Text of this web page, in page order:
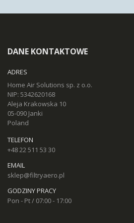
DANE KONTAKTOWE
ADRES
Home Air Solutions sp. z o.o.
NIP: 5342620168
Aleja Krakowska 10
05-090 Janki
Poland
TELEFON
+48 22 511 53 30
EMAIL
sklep@filtryaero.pl
GODZINY PRACY
Pon - Pt / 07:00 - 17:00